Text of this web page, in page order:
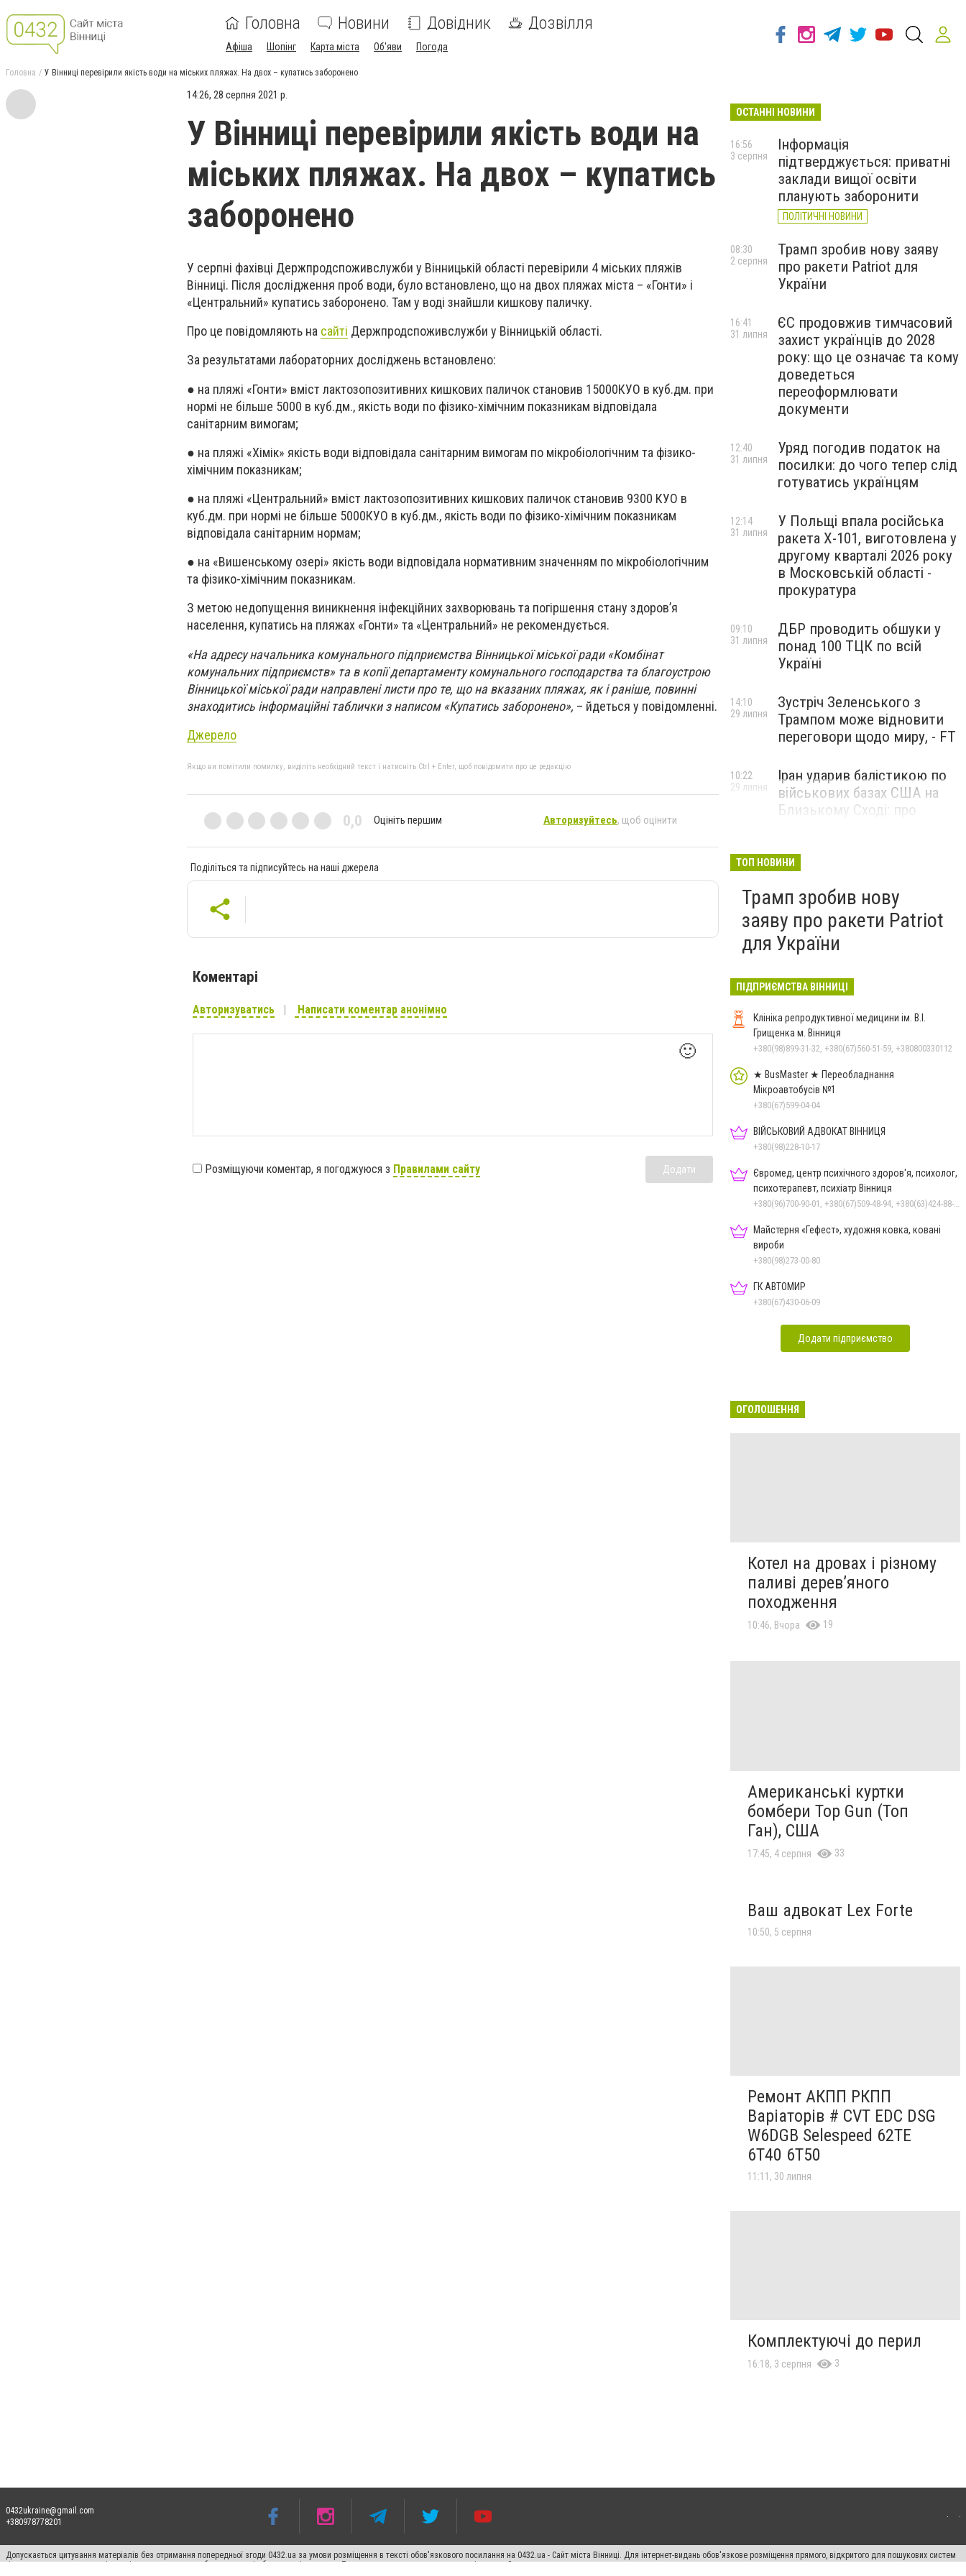
Головна Новини Довідник Дозвілля
Афіша Шопінг Карта міста Об'яви Погода
Головна У Вінниці перевірили якість води на міських пляжах. На двох – купатись заборонено
14:26, 28 серпня 2021 р.
У Вінниці перевірили якість води на
міських пляжах. На двох – купатись
заборонено
У серпні фахівці Держпродспоживслужби у Вінницькій області перевірили 4 міських пляжів
Вінниці. Після дослідження проб води, було встановлено, що на двох пляжах міста – «Гонти» і
«Центральний» купатись заборонено. Там у воді знайшли кишкову паличку.
Про це повідомляють на сайті Держпродспоживслужби у Вінницькій області.
За результатами лабораторних досліджень встановлено:
● на пляжі «Гонти» вміст лактозопозитивних кишкових паличок становив 15000КУО в куб.дм. при
нормі не більше 5000 в куб.дм., якість води по фізико-хімічним показникам відповідала
санітарним вимогам;
● на пляжі «Хімік» якість води відповідала санітарним вимогам по мікробіологічним та фізико-
хімічним показникам;
● на пляжі «Центральний» вміст лактозопозитивних кишкових паличок становив 9300 КУО в
куб.дм. при нормі не більше 5000КУО в куб.дм., якість води по фізико-хімічним показникам
відповідала санітарним нормам;
● на «Вишенському озері» якість води відповідала нормативним значенням по мікробіологічним
та фізико-хімічним показникам.
З метою недопущення виникнення інфекційних захворювань та погіршення стану здоров’я
населення, купатись на пляжах «Гонти» та «Центральний» не рекомендується.
«На адресу начальника комунального підприємства Вінницької міської ради «Комбінат
комунальних підприємств» та в копії департаменту комунального господарства та благоустрою
Вінницької міської ради направлені листи про те, що на вказаних пляжах, як і раніше, повинні
знаходитись інформаційні таблички з написом «Купатись заборонено», – йдеться у повідомленні.
Джерело
Якщо ви помітили помилку, виділіть необхідний текст і натисніть Ctrl + Enter, щоб повідомити про це редакцію
0,0 Оцініть першим Авторизуйтесь, щоб оцінити
Поділіться та підписуйтесь на наші джерела
Коментарі
Авторизуватись Написати коментар анонімно
🙂
Розміщуючи коментар, я погоджуюся з Правилами сайту Додати
ОСТАННІ НОВИНИ
Інформація
підтверджується: приватні
заклади вищої освіти
планують заборонити
ПОЛІТИЧНІ НОВИНИ
16:56
3 серпня
Трамп зробив нову заяву
про ракети Patriot для
України
08:30
2 серпня
ЄС продовжив тимчасовий
захист українців до 2028
року: що це означає та кому
доведеться
переоформлювати
документи
16:41
31 липня
Уряд погодив податок на
посилки: до чого тепер слід
готуватись українцям
12:40
31 липня
У Польщі впала російська
ракета X-101, виготовлена у
другому кварталі 2026 року
в Московській області -
прокуратура
12:14
31 липня
ДБР проводить обшуки у
понад 100 ТЦК по всій
Україні
09:10
31 липня
Зустріч Зеленського з
Трампом може відновити
переговори щодо миру, - FT
14:10
29 липня
Іран ударив балістикою по
військових базах США на
Близькому Сході: про
10:22
29 липня
ТОП НОВИНИ
Трамп зробив нову
заяву про ракети Patriot
для України
ПІДПРИЄМСТВА ВІННИЦІ
Клініка репродуктивної медицини ім. В.І.
Грищенка м. Вінниця
+380(98)899-31-32, +380(67)560-51-59, +380800330112
★ BusMaster ★ Переобладнання
Мікроавтобусів №1
+380(67)599-04-04
ВІЙСЬКОВИЙ АДВОКАТ ВІННИЦЯ
+380(98)228-10-17
Євромед, центр психічного здоров'я, психолог,
психотерапевт, психіатр Вінниця
+380(96)700-90-01, +380(67)509-48-94, +380(63)424-88-30
Майстерня «Гефест», художня ковка, ковані
вироби
+380(98)273-00-80
ГК АВТОМИР
+380(67)430-06-09
Додати підприємство
ОГОЛОШЕННЯ
Котел на дровах і різному
паливі дерев’яного
походження
10:46, Вчора 19
Американські куртки
бомбери Top Gun (Топ
Ган), США
17:45, 4 серпня 33
Ваш адвокат Lex Forte
10:50, 5 серпня
Ремонт АКПП РКПП
Варіаторів # CVT EDC DSG
W6DGB Selespeed 62TE
6T40 6T50
11:11, 30 липня
Комплектуючі до перил
16:18, 3 серпня 3
0432ukraine@gmail.com
+380978778201
Допускається цитування матеріалів без отримання попередньої згоди 0432.ua за умови розміщення в тексті обов'язкового посилання на 0432.ua - Сайт міста Вінниці. Для інтернет-видань обов'язкове розміщення прямого, відкритого для пошукових систем
гіперпосилання на цитовані статті не нижче другого абзацу в тексті або в якості джерела. Порушення виняткових прав переслідується Законом.